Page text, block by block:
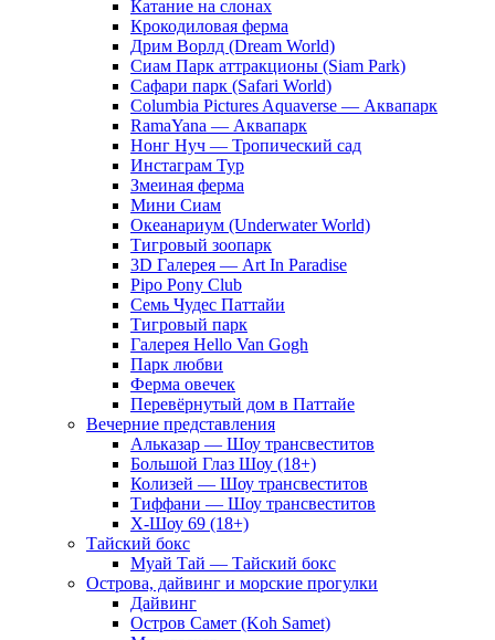
Катание на слонах
Крокодиловая ферма
Дрим Ворлд (Dream World)
Сиам Парк аттракционы (Siam Park)
Сафари парк (Safari World)
Columbia Pictures Aquaverse — Аквапарк
RamaYana — Аквапарк
Нонг Нуч — Тропический сад
Инстаграм Тур
Змеиная ферма
Мини Сиам
Океанариум (Underwater World)
Тигровый зоопарк
3D Галерея — Art In Paradise
Pipo Pony Club
Семь Чудес Паттайи
Тигровый парк
Галерея Hello Van Gogh
Парк любви
Ферма овечек
Перевёрнутый дом в Паттайе
Вечерние представления
Альказар — Шоу трансвеститов
Большой Глаз Шоу (18+)
Колизей — Шоу трансвеститов
Тиффани — Шоу трансвеститов
Х-Шоу 69 (18+)
Тайский бокс
Муай Тай — Тайский бокс
Острова, дайвинг и морские прогулки
Дайвинг
Остров Самет (Koh Samet)